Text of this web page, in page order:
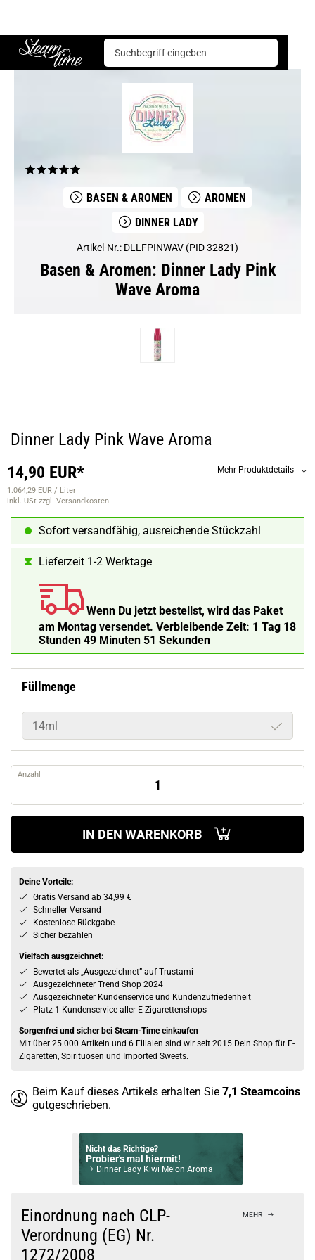
Steam time
Basen & Aromen Aromen Dinner Lady
BASEN & AROMEN
AROMEN
DINNER LADY
Artikel-Nr.: DLLFPINWAV (PID 32821)
Basen & Aromen: Dinner Lady Pink
Wave Aroma
Dinner Lady Pink Wave Aroma
14,90 EUR*
1.064,29 EUR / Liter
inkl. USt zzgl. Versandkosten
Mehr Produktdetails
Sofort versandfähig, ausreichende Stückzahl
Lieferzeit 1-2 Werktage
Wenn Du jetzt bestellst, wird das Paket
am Montag versendet. Verbleibende Zeit: 1 Tag 18
Stunden 49 Minuten 50 Sekunden
Füllmenge
14ml
Anzahl
IN DEN WARENKORB
Deine Vorteile:
Gratis Versand ab 34,99 €
Schneller Versand
Kostenlose Rückgabe
Sicher bezahlen
Vielfach ausgzeichnet:
Bewertet als „Ausgezeichnet” auf Trustami
Ausgezeichneter Trend Shop 2024
Ausgezeichneter Kundenservice und Kundenzufriedenheit
Platz 1 Kundenservice aller E-Zigarettenshops
Sorgenfrei und sicher bei Steam-Time einkaufen
Mit über 25.000 Artikeln und 6 Filialen sind wir seit 2015 Dein Shop für E-
Zigaretten, Spirituosen und Imported Sweets.
Beim Kauf dieses Artikels erhalten Sie 7,1 Steamcoins
gutgeschrieben.
Nicht das Richtige?
Probier's mal hiermit!
Dinner Lady Kiwi Melon Aroma
Check das mal!
Dash Liquids One Pineapple Aroma
Du willst Kröten sparen?
Einordnung nach CLP-
Verordnung (EG) Nr.
1272/2008
MEHR